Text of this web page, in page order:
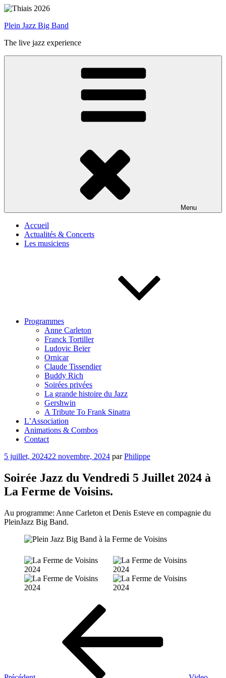
Aller
contenu
Plein Jazz Big Band
The live jazz experience
Menu
Accueil
Actualités & Concerts
Les musiciens
Programmes
Anne Carleton
Franck Tortiller
Ludovic Beïer
Ornicar
Claude Tissendier
Buddy Rich
Soirées privées
La grande histoire du Jazz
Gershwin
A Tribute To Frank Sinatra
L’Association
Animations & Combos
Contact
Publié
5 juillet, 202422 novembre, 2024 parPhilippe
Soirée Jazz du Vendredi 5 Juillet 2024 à
La Ferme de Voisins.
Au programme: Anne Carleton et Denis Esteve en compagnie du
PleinJazz Big Band.